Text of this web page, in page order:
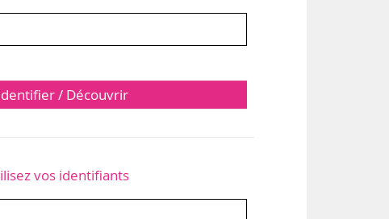
/ Découvrir
vos identifiants